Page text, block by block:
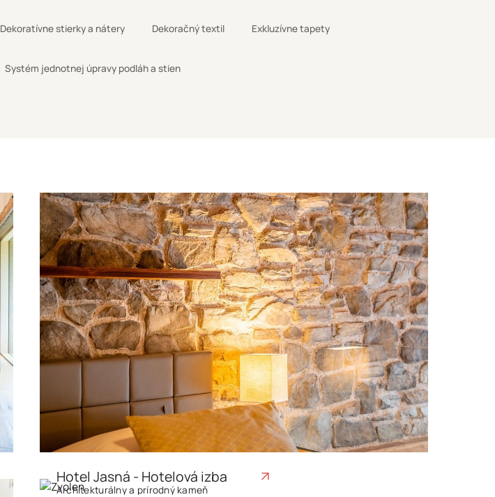
Dekoratívne stierky a nátery Dekoračný textil Exkluzívne tapety
Systém jednotnej úpravy podláh a stien
Hotel Jasná - Hotelová izba
Architekturálny a prírodný kameň